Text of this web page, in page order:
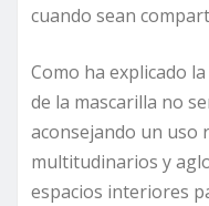
cuando sean
Como ha explicado
de la mascarilla no
aconsejando un uso
multitudinarios y
espacios interiores